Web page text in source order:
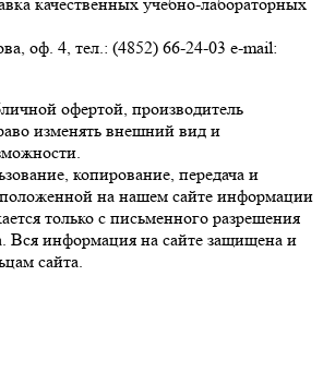
оф. 4, тел.: (4852) 66-24-03 e-mail:
офертой, производитель
изменять внешний вид и
копирование, передача и
на нашем сайте информации
только с письменного разрешения
Вся информация на сайте защищена и
сайта.